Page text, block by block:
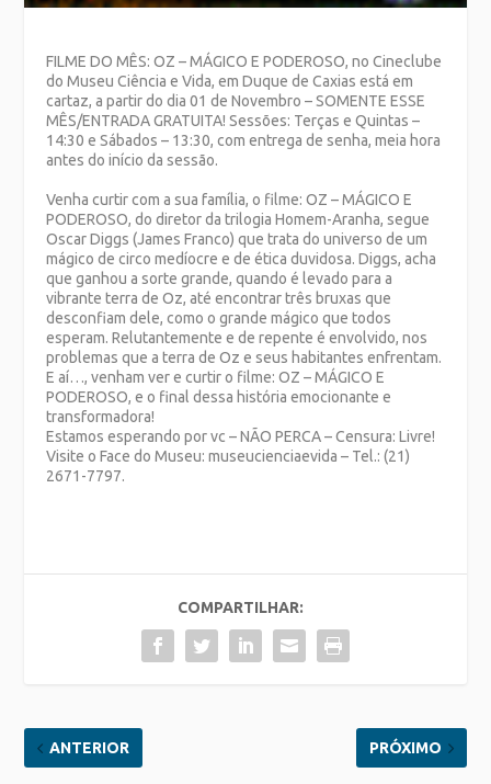
FILME DO MÊS: OZ – MÁGICO E PODEROSO, no Cineclube
do Museu Ciência e Vida, em Duque de Caxias está em
cartaz, a partir do dia 01 de Novembro – SOMENTE ESSE
MÊS/ENTRADA GRATUITA! Sessões: Terças e Quintas –
14:30 e Sábados – 13:30, com entrega de senha, meia hora
antes do início da sessão.
Venha curtir com a sua família, o filme: OZ – MÁGICO E
PODEROSO, do diretor da trilogia Homem-Aranha, segue
Oscar Diggs (James Franco) que trata do universo de um
mágico de circo medíocre e de ética duvidosa. Diggs, acha
que ganhou a sorte grande, quando é levado para a
vibrante terra de Oz, até encontrar três bruxas que
desconfiam dele, como o grande mágico que todos
esperam. Relutantemente e de repente é envolvido, nos
problemas que a terra de Oz e seus habitantes enfrentam.
E aí…, venham ver e curtir o filme: OZ – MÁGICO E
PODEROSO, e o final dessa história emocionante e
transformadora!
Estamos esperando por vc – NÃO PERCA – Censura: Livre!
Visite o Face do Museu: museucienciaevida – Tel.: (21)
2671-7797.
COMPARTILHAR:
ANTERIOR PRÓXIMO